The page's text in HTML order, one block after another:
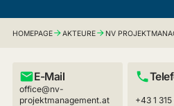
HOMEPAGE AKTEURE NV
E-Mail
office@nv-
projektmanagement.at
+43 1